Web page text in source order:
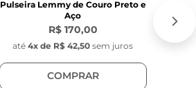
Pulseira Lemmy de Couro Preto e
Aço
R$ 170,00
até 4x de R$ 42,50 sem juros
COMPRAR